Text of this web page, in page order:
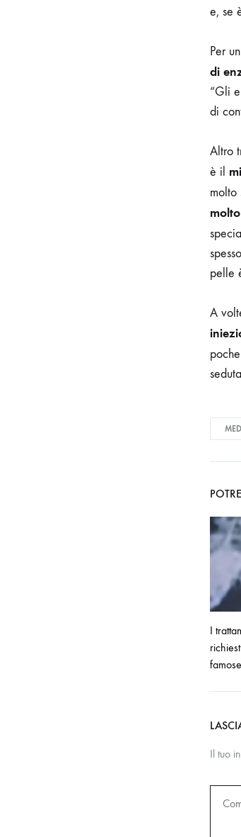
e, se
Per
di
“Gli
di
Altro
è il
molto
pelle
A
poche
I
Il tuo